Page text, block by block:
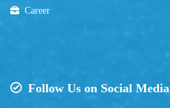
Career
Follow Us on Social Media